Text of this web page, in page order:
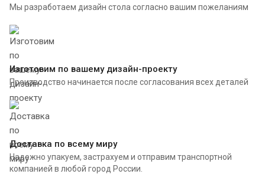
Мы разработаем дизайн стола согласно вашим пожеланиям
Изготовим по вашему дизайн-проекту
Производство начинается после согласования всех деталей
Доставка по всему миру
Надежно упакуем, застрахуем и отправим транспортной
компанией в любой город России.